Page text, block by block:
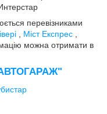
перевізниками
Міст Експрес
можна отримати в